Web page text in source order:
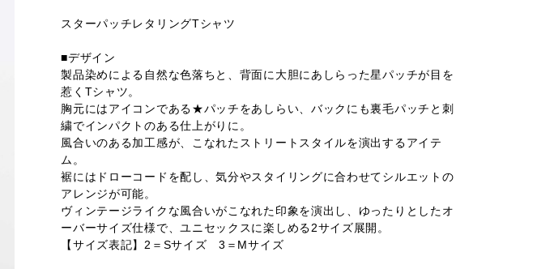
スターパッチレタリングTシャツ
■デザイン
製品染めによる自然な色落ちと、背面に大胆にあしらった星パッチが目を
惹くTシャツ。
胸元にはアイコンである★パッチをあしらい、バックにも裏毛パッチと刺
繍でインパクトのある仕上がりに。
風合いのある加工感が、こなれたストリートスタイルを演出するアイテ
ム。
裾にはドローコードを配し、気分やスタイリングに合わせてシルエットの
アレンジが可能。
ヴィンテージライクな風合いがこなれた印象を演出し、ゆったりとしたオ
ーバーサイズ仕様で、ユニセックスに楽しめる2サイズ展開。
【サイズ表記】2＝Sサイズ 3＝Mサイズ